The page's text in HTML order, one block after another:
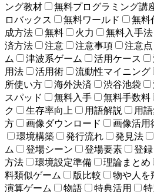
ング教材
無料プログラミング講
ロバックス
無料ワールド 無料
成方法
無料 火力 無料入手法
済方法
注意 注意事項 注意点
ム
津波系ゲーム 活用ケース
用法
活用術 流動性マイニング
所使い方
海外決済 渋谷池袋
スパッド
無料入手 無料手数料
ク
生存率向上 用語解説 用
方
画像ダウンロード 画像活用
環境構築
発行流れ 発見法
ム
登場シーン 登場要素 登録
方法
環境設定準備 理論まとめ
料類似ゲーム
版比較 物や人を
演算ゲーム
物語 特典活用